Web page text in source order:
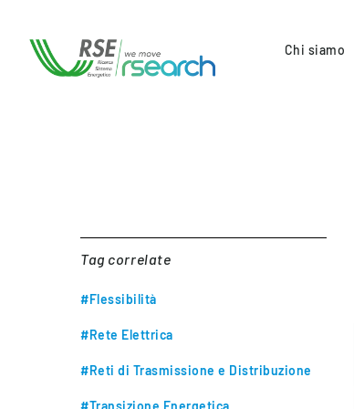
Chi siamo
Tag correlate
#Flessibilità
#Rete Elettrica
#Reti di Trasmissione e Distribuzione
#Transizione Energetica